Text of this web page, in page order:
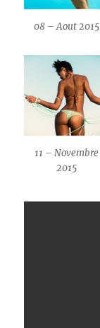
08 – Aout 2015
11 – Novembre
2015